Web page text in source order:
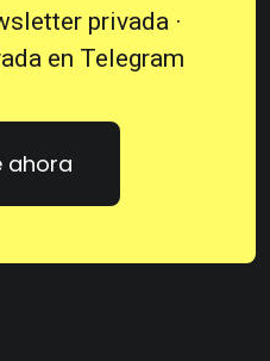
privada ·
en Telegram
ahora